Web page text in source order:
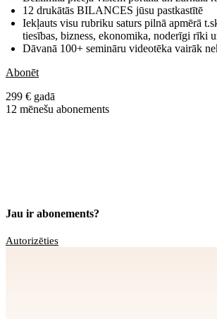
12 drukātās BILANCES jūsu pastkastītē
Iekļauts visu rubriku saturs pilnā apmērā
tiesības, bizness, ekonomika, noderīgi rīki
Dāvanā 100+ semināru videotēka vairāk
Abonēt
299 € gadā
12 mēnešu abonements
Jau ir abonements?
Autorizēties